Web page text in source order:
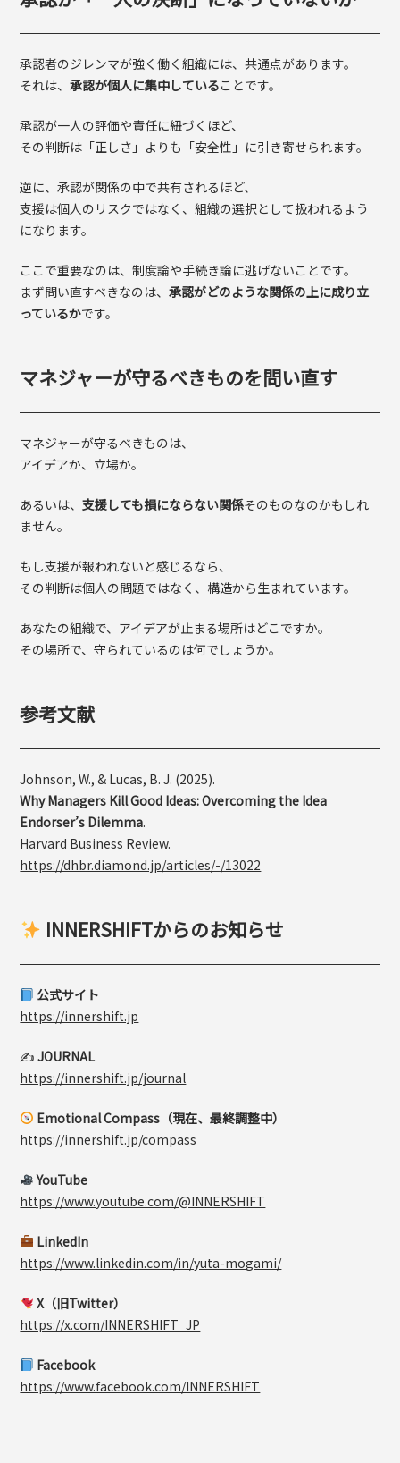
承認者のジレンマが強く働く組織には、共通点があります。
それは、承認が個人に集中していることです。
承認が一人の評価や責任に紐づくほど、
その判断は「正しさ」よりも「安全性」に引き寄せられます。
逆に、承認が関係の中で共有されるほど、
支援は個人のリスクではなく、組織の選択として扱われるよう
になります。
ここで重要なのは、制度論や手続き論に逃げないことです。
まず問い直すべきなのは、承認がどのような関係の上に成り立
っているかです。
マネジャーが守るべきものを問い直す
マネジャーが守るべきものは、
アイデアか、立場か。
あるいは、支援しても損にならない関係そのものなのかもしれ
ません。
もし支援が報われないと感じるなら、
その判断は個人の問題ではなく、構造から生まれています。
あなたの組織で、アイデアが止まる場所はどこですか。
その場所で、守られているのは何でしょうか。
参考文献
Johnson, W., & Lucas, B. J. (2025).
Why Managers Kill Good Ideas: Overcoming the Idea
Endorser’s Dilemma.
Harvard Business Review.
https://dhbr.diamond.jp/articles/-/13022
INNERSHIFTからのお知らせ
公式サイト
https://innershift.jp
✍️JOURNAL
https://innershift.jp/journal
Emotional Compass（現在、最終調整中）
https://innershift.jp/compass
YouTube
https://www.youtube.com/@INNERSHIFT
LinkedIn
https://www.linkedin.com/in/yuta-mogami/
X（旧Twitter）
https://x.com/INNERSHIFT_JP
Facebook
https://www.facebook.com/INNERSHIFT